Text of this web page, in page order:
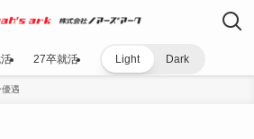
27卒就活 Light Dark
遇